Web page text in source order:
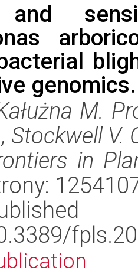
and
genomics.
M.
Stockwell V.
in